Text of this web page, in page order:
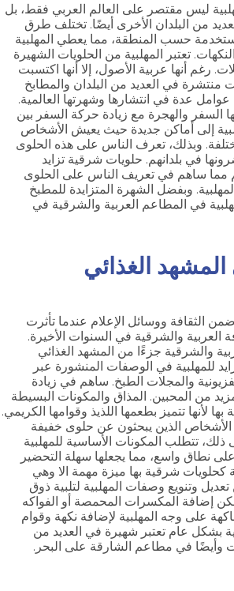
ليس مقتصر على العالم العربي فقط، بل
من البلدان الأخرى أيضًا. تختلف طرق
حسب المنطقة، مما يعطي المهلبية
تعتبر المهلبية من الحلويات الشهيرة
رغم أنها عربية الأصول، إلا أنها اكتسبت
في العديد من البلدان والمطابخ
عدة في انتشارها وشهرتها العالمية.
السفر والهجرة مع زيادة حركة السفر بين
إلى أماكن جديدة حيث يعيش الأشخاص
وبذلك، تعرف الناس على هذه الحلوى
في بلدانهم. حلويات شرقية تزايد
مما ساهم في تعريف الناس على الحلوى
وبفضل الشهرة المتزايدة للمطبخ
في المطاعم العربية والشرقية في
المشهد الغذائي
الثقافة ووسائل الإعلام عندما تأثرت
العربية والشرقية في السنوات الأخيرة.
والشرقية جزءًا من المشهد الغذائي
للمهلبية في الوصفات المنشورة عبر
والمجلات الطبخ. ساهم في زيادة
من المحبين. المذاق والمكونات البسيطة
لأنها تتميز بطعمها اللذيذ وقوامها الكريمي.
الذين يبحثون عن حلوى خفيفة
تتطلب المكونات الأساسية للمهلبية
نطاق واسع، مما يجعلها سهلة التحضير
كحلويات شرقية بها ميزة مهمة الا وهي
وتنويع وصفات المهلبية لتلبية ذوق
إضافة المكسرات المحمصة أو الفواكه
على وجه المهلبية لإضافة نكهة وقوام
بشكل عام تعتبر شهيرة في العديد من
وأيضًا في مطاعم الشارقة على البحر.